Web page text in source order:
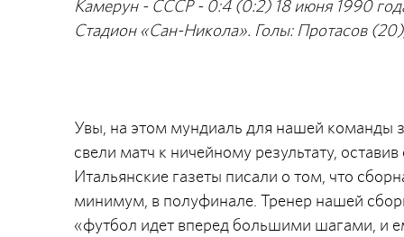
Камерун - СССР - 0:4 (0:2) 18 июня 1990
Стадион «Сан-Никола». Голы: Протасов
Увы, на этом мундиаль для нашей команды
свели матч к ничейному результату,
Итальянские газеты писали о том, что
минимум, в полуфинале. Тренер нашей
«футбол идет вперед большими шагами, и